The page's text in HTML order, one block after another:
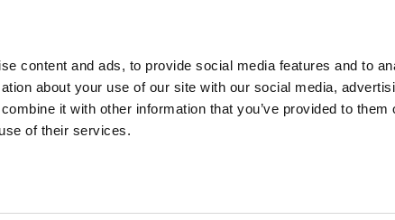
content and ads, to provide social media features and to
about your use of our site with our social media,
it with other information that you’ve provided to them
of their services.
화된 콤